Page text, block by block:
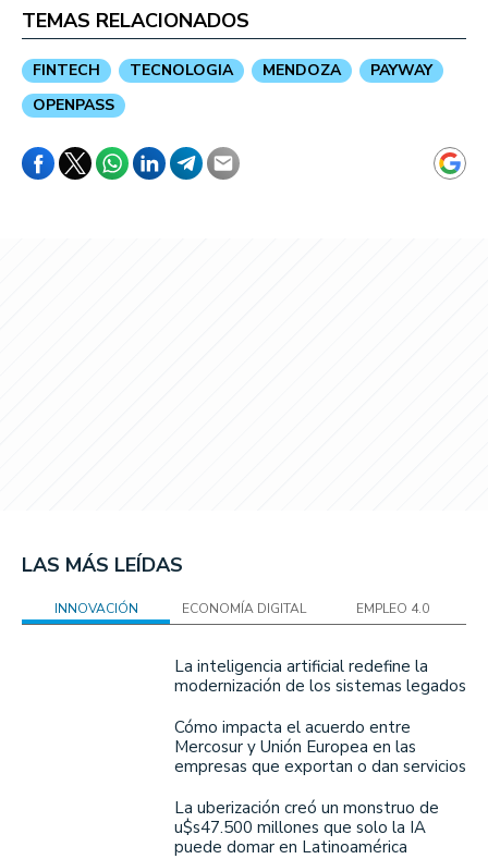
TEMAS RELACIONADOS
FINTECH TECNOLOGIA MENDOZA
PAYWAY
OPENPASS
LAS MÁS LEÍDAS
INNOVACIÓN ECONOMÍA DIGITAL EMPLEO 4.0
La inteligencia artificial redefine la
modernización de los sistemas legados
Cómo impacta el acuerdo entre
Mercosur y Unión Europea en las
empresas que exportan o dan servicios
La uberización creó un monstruo de
u$s47.500 millones que solo la IA
puede domar en Latinoamérica